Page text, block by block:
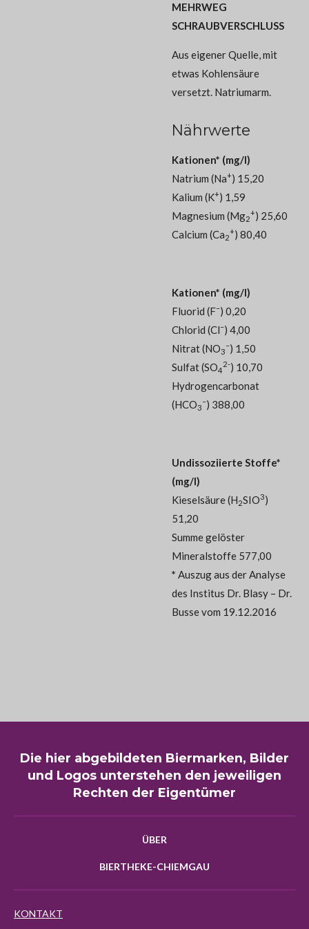
MEHRWEG
SCHRAUBVERSCHLUSS
Aus eigener Quelle, mit
etwas Kohlensäure
versetzt. Natriumarm.
Nährwerte
Kationen* (mg/l)
Natrium (Na+) 15,20
Kalium (K+) 1,59
Magnesium (Mg2
+) 25,60
Calcium (Ca2
+) 80,40
Kationen* (mg/l)
Fluorid (F–) 0,20
Chlorid (Cl–) 4,00
Nitrat (NO3
–) 1,50
Sulfat (SO4
2-) 10,70
Hydrogencarbonat
(HCO3
–) 388,00
Undissoziierte Stoffe*
(mg/l)
Kieselsäure (H2SIO3)
51,20
Summe gelöster
Mineralstoffe 577,00
* Auszug aus der Analyse
des Institus Dr. Blasy – Dr.
Busse vom 19.12.2016
Die hier abgebildeten Biermarken, Bilder
und Logos unterstehen den jeweiligen
Rechten der Eigentümer
ÜBER
BIERTHEKE-CHIEMGAU
KONTAKT